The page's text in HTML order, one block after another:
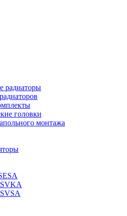
радиаторы
головки
монтажа